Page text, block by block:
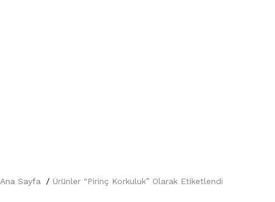
Ana Sayfa Ürünler “pirinç Korkuluk” Olarak Etiketlendi